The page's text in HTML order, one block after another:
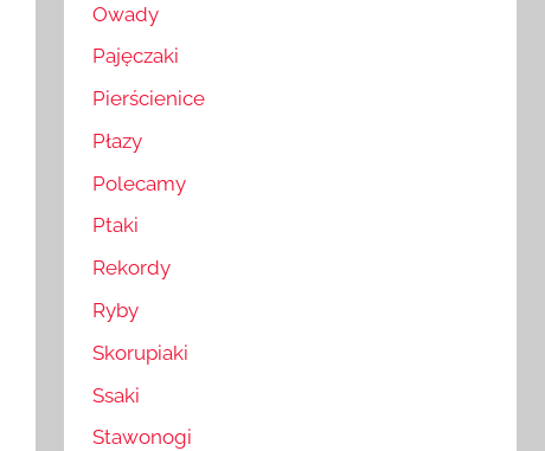
Owady
Pajęczaki
Pierścienice
Płazy
Polecamy
Ptaki
Rekordy
Ryby
Skorupiaki
Ssaki
Stawonogi